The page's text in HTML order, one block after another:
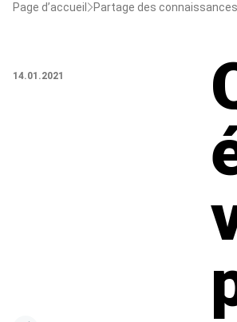
Page d’accueil Partage des connaissances
14.01.2021